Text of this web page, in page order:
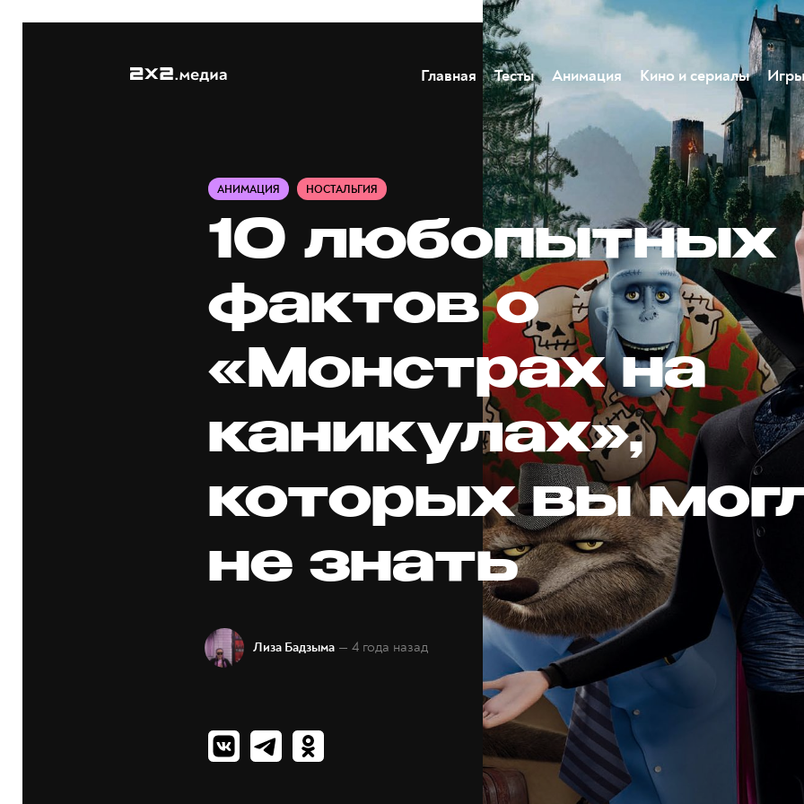
Главная Тесты Анимация Кино и сериалы Игры
АНИМАЦИЯ НОСТАЛЬГИЯ
10 любопытных
фактов о
«Монстрах на
каникулах»,
которых вы
не знать
Лиза Бадзыма — 4 года назад